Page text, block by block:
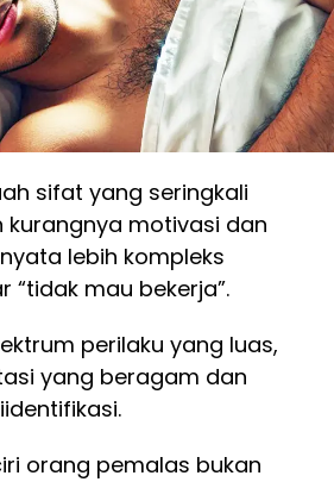
sifat yang seringkali
kurangnya motivasi dan
lebih kompleks
“tidak mau bekerja”.
perilaku yang luas,
yang beragam dan
orang pemalas bukan